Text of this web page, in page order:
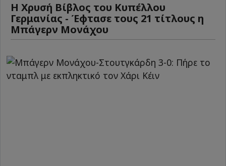
Η Χρυσή Βίβλος του Κυπέλλου
Γερμανίας - Έφτασε τους 21 τίτλους η
Μπάγερν Μονάχου